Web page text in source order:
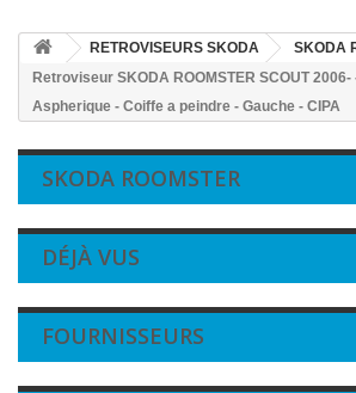
RETROVISEURS SKODA
SKODA
Retroviseur SKODA ROOMSTER SCOUT
Aspherique - Coiffe a peindre - Gauche - CIPA
SKODA ROOMSTER
DÉJÀ VUS
FOURNISSEURS